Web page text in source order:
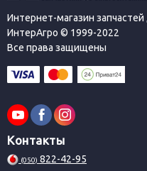
Интернет-магазин
ИнтерАгро © 1999-2022
Все права защищены
Контакты
(050) 822-42-95